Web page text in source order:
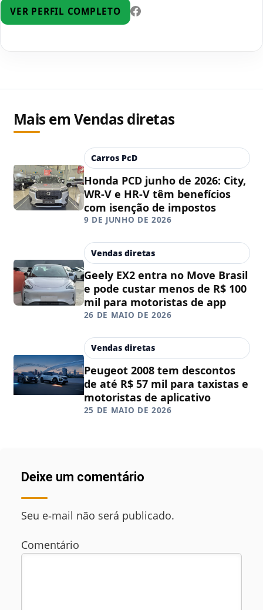
VER PERFIL COMPLETO
Mais em Vendas diretas
Carros PcD
Honda PCD junho de 2026: City,
WR-V e HR-V têm benefícios
com isenção de impostos
9 DE JUNHO DE 2026
Vendas diretas
Geely EX2 entra no Move Brasil
e pode custar menos de R$ 100
mil para motoristas de app
26 DE MAIO DE 2026
Vendas diretas
Peugeot 2008 tem descontos
de até R$ 57 mil para taxistas e
motoristas de aplicativo
25 DE MAIO DE 2026
Deixe um comentário
Seu e‑mail não será publicado.
Comentário